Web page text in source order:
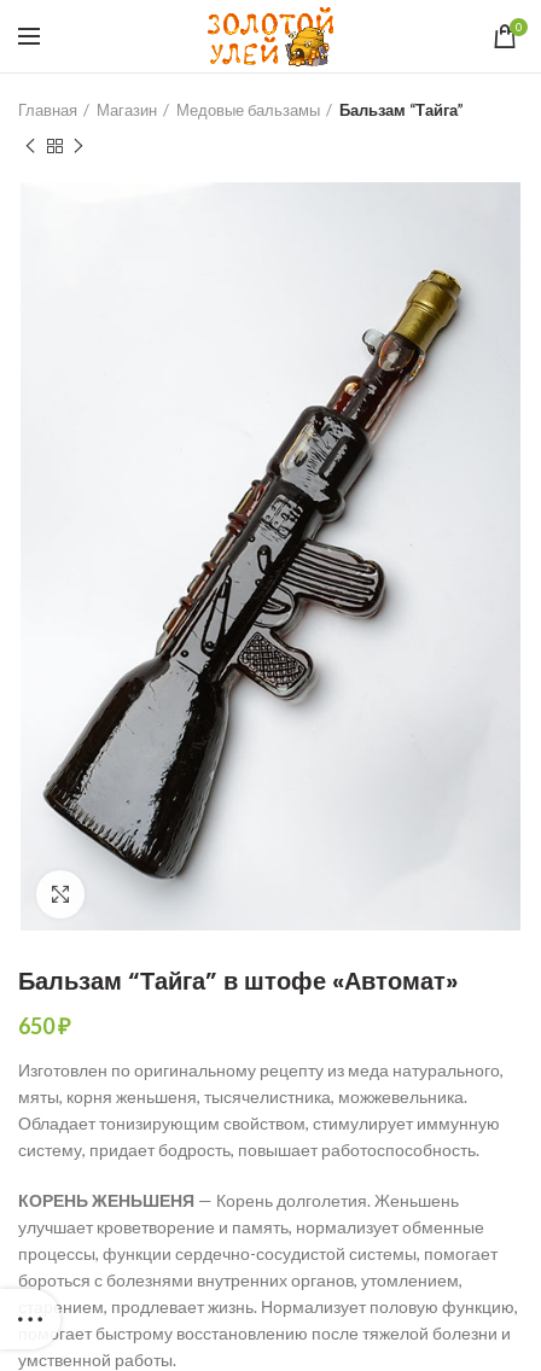
0
Главная Магазин Медовые бальзамы Бальзам “Тайга”
Увеличить фото
Бальзам “Тайга” в штофе «Автомат»
650₽
Изготовлен по оригинальному рецепту из меда натурального,
мяты, корня женьшеня, тысячелистника, можжевельника.
Обладает тонизирующим свойством, стимулирует иммунную
систему, придает бодрость, повышает работоспособность.
КОРЕНЬ ЖЕНЬШЕНЯ — Корень долголетия. Женьшень
улучшает кроветворение и память, нормализует обменные
процессы, функции сердечно-сосудистой системы, помогает
бороться с болезнями внутренних органов, утомлением,
старением, продлевает жизнь. Нормализует половую функцию,
помогает быстрому восстановлению после тяжелой болезни и
умственной работы.